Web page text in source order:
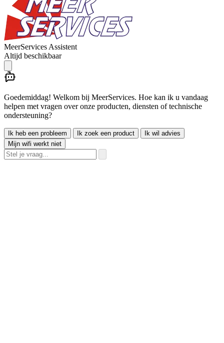
MeerServices Assistent
Altijd beschikbaar
Goedemiddag! Welkom bij MeerServices. Hoe kan ik u vandaag
helpen met vragen over onze producten, diensten of technische
ondersteuning?
Ik heb een probleem Ik zoek een product
Ik wil advies
Mijn wifi werkt niet